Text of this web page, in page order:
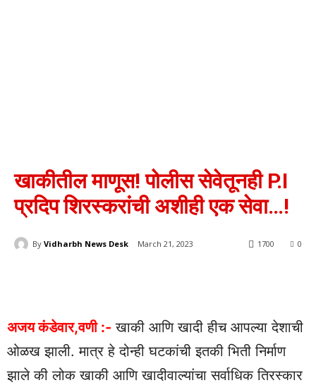
खाकीतील माणूस! पोलीस सेवेतूनही P.I
प्रदिप शिरस्करांची अशीही एक सेवा…!
By Vidharbh News Desk March 21, 2023 0
1700
अजय कंडेवार,वणी :- खाकी आणि खादी हीच आपल्या देशाची
ओळख झाली. मात्र हे दोन्ही घटकांची इतकी भिती निर्माण
झाले की लोक खाकी आणि खादीवाल्यांचा सर्वाधिक तिरस्कार